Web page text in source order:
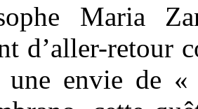
Maria
d’aller-retour
une envie de «